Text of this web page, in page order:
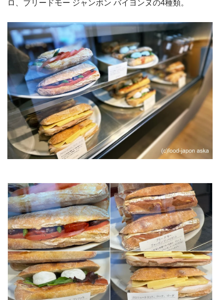
ロ、ブリードモー ジャンボン バイヨンヌの4種類。